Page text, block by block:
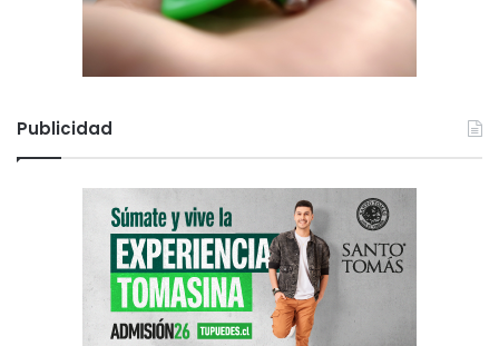
Publicidad